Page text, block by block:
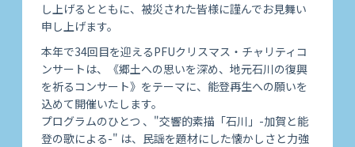
し上げるとともに、被災された皆様に謹んでお見舞い
申し上げます。
本年で34回目を迎えるPFUクリスマス・チャリティコ
ンサートは、《郷土への思いを深め、地元石川の復興
を祈るコンサート》をテーマに、能登再生への願いを
込めて開催いたします。
プログラムのひとつ 、"交響的素描「石川」-加賀と能
登の歌による-" は、民謡を題材にした懐かしさと力強